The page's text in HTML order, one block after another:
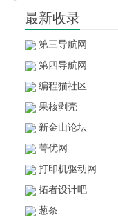
最新收录
第三导航网
第四导航网
编程猫社区
果核剥壳
新金山论坛
菁优网
打印机驱动网
拓者设计吧
葱条